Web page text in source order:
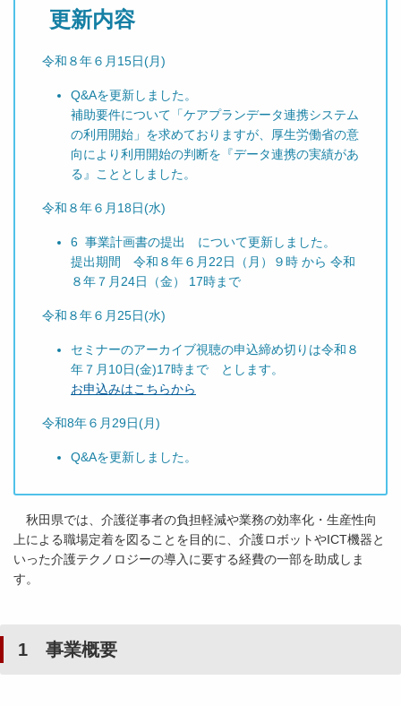
更新内容
令和８年６月15日(月)
Q&Aを更新しました。
補助要件について「ケアプランデータ連携システム
の利用開始」を求めておりますが、厚生労働省の意
向により利用開始の判断を『データ連携の実績があ
る』こととしました。
令和８年６月18日(水)
6 事業計画書の提出 について更新しました。
提出期間 令和８年６月22日（月）９時 から 令和
８年７月24日（金） 17時まで
令和８年６月25日(水)
セミナーのアーカイブ視聴の申込締め切りは令和８
年７月10日(金)17時まで とします。
お申込みはこちらから
令和8年６月29日(月)
Q&Aを更新しました。
秋田県では、介護従事者の負担軽減や業務の効率化・生産性向
上による職場定着を図ることを目的に、介護ロボットやICT機器と
いった介護テクノロジーの導入に要する経費の一部を助成しま
す。
1 事業概要